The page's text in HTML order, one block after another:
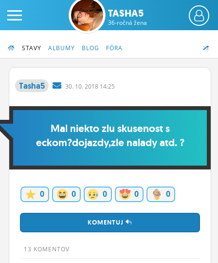
ČINŽIAK
FÓRUM
STATUSY
BLOGY
ĽUDIA
MÔJ PROFIL
TASHA5
36-ročná žena
STAVY ALBUMY BLOG FÓRA
Tasha5 30. 10. 2018 14:25
Mal niekto zlu skusenost s
eckom?dojazdy,zle nalady atd. ?
0 0 0 0 0
KOMENTUJ
13 KOMENTOV